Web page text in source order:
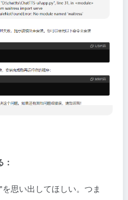
思い出してほしい。つま